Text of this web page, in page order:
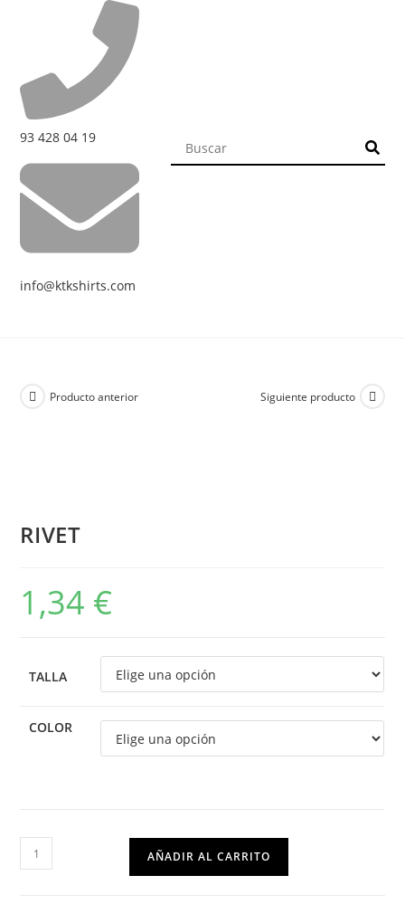
93 428 04 19
info@ktkshirts.com
Producto anterior Siguiente producto
RIVET
1,34 €
TALLA
COLOR
AÑADIR AL CARRITO